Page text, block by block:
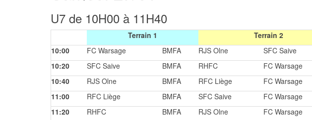
U7 de 10H00 à 11H40
Terrain 1 Terrain 2
10:00
FC Warsage BMFA RJS Olne SFC Saive
10:20
SFC Saive BMFA RHFC FC Warsage
10:40
RJS Olne BMFA RFC Liège FC Warsage
11:00
RFC Liège BMFA SFC Saive FC Warsage
11:20
RHFC BMFA RJS Olne FC Warsage